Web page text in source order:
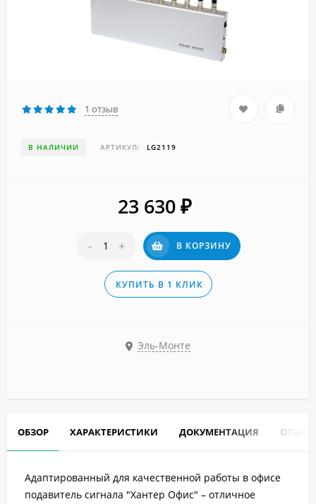
1 отзыв
В НАЛИЧИИ АРТИКУЛ: LG2119
23 630 ₽
- + В КОРЗИНУ
КУПИТЬ В 1 КЛИК
Эль-Монте
ОБЗОР ХАРАКТЕРИСТИКИ ДОКУМЕНТАЦИЯ
Адаптированный для качественной работы в офисе
подавитель сигнала "Хантер Офис" – отличное